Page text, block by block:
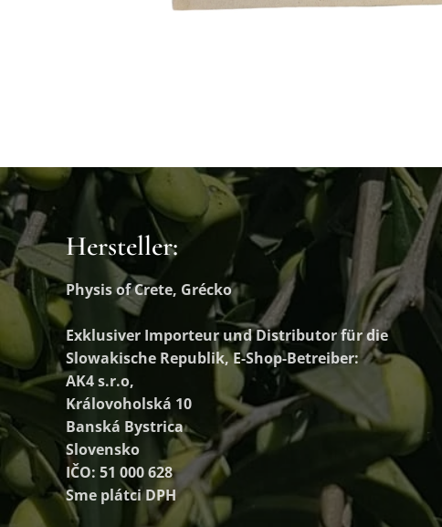
Hersteller:
Physis of Crete, Grécko
Exklusiver Importeur und Distributorfür die
Slowakische Republik, E-Shop-Betreiber:
AK4 s.r.o,
Královoholská 10
Banská Bystrica
Slovensko
IČO: 51 000 628
Sme plátci DPH